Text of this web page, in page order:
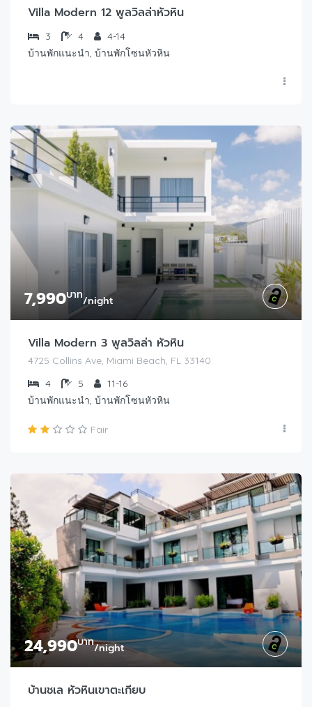
Villa Modern 12 พูลวิลล่าหัวหิน
3 4
4-14
บ้านพักแนะนำ, บ้านพักโซนหัวหิน
7,990บาท/night
Villa Modern 3 พูลวิลล่า หัวหิน
4725 Collins Ave, Miami Beach, FL 33140
4
5
11-16
บ้านพักแนะนำ, บ้านพักโซนหัวหิน
Fair
24,990บาท/night
บ้านชเล หัวหินเขาตะเกียบ